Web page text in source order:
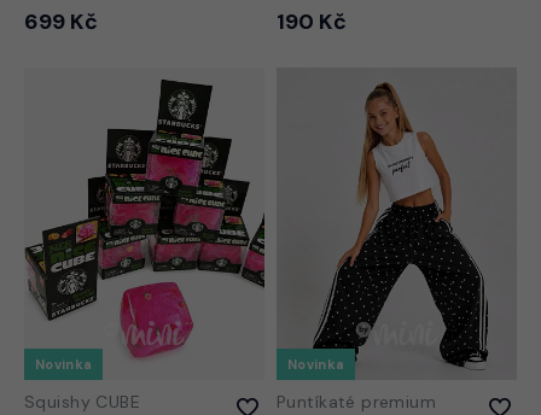
699 Kč 190 Kč
Novinka
Squishy CUBE
Novinka
Puntíkaté premium